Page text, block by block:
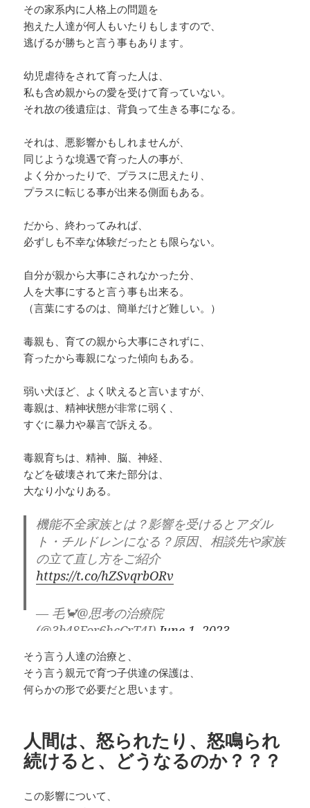
その家系内に人格上の問題を
抱えた人達が何人もいたりもしますので、
逃げるが勝ちと言う事もあります。
幼児虐待をされて育った人は、
私も含め親からの愛を受けて育っていない。
それ故の後遺症は、背負って生きる事になる。
それは、悪影響かもしれませんが、
同じような境遇で育った人の事が、
よく分かったりで、プラスに思えたり、
プラスに転じる事が出来る側面もある。
だから、終わってみれば、
必ずしも不幸な体験だったとも限らない。
自分が親から大事にされなかった分、
人を大事にすると言う事も出来る。
（言葉にするのは、簡単だけど難しい。）
毒親も、育ての親から大事にされずに、
育ったから毒親になった傾向もある。
弱い犬ほど、よく吠えると言いますが、
毒親は、精神状態が非常に弱く、
すぐに暴力や暴言で訴える。
毒親育ちは、精神、脳、神経、
などを破壊されて来た部分は、
大なり小なりある。
機能不全家族とは？影響を受けるとアダル
ト・チルドレンになる？原因、相談先や家族
の立て直し方をご紹介
https://t.co/hZSvqrbORv
— 毛🦀@思考の治療院
(@3b48For6hcCrT4J) June 1, 2023
そう言う人達の治療と、
そう言う親元で育つ子供達の保護は、
何らかの形で必要だと思います。
人間は、怒られたり、怒鳴られ
続けると、どうなるのか？？？
この影響について、